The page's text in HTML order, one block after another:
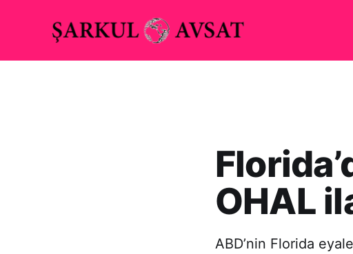
OHAL
ABD’nin Florida